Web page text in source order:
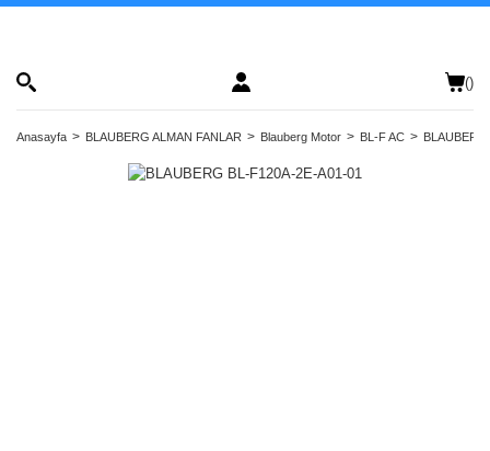
()
Anasayfa BLAUBERG ALMAN FANLAR Blauberg Motor BL-F AC